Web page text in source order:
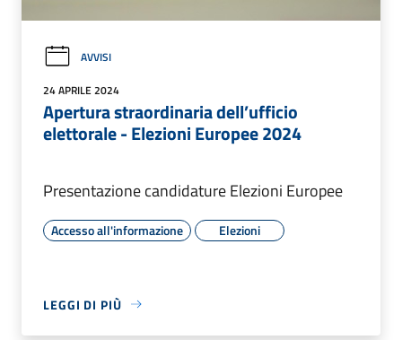
AVVISI
24 APRILE 2024
Apertura straordinaria dell’ufficio
elettorale - Elezioni Europee 2024
Presentazione candidature Elezioni Europee
Accesso all'informazione Elezioni
LEGGI DI PIÙ